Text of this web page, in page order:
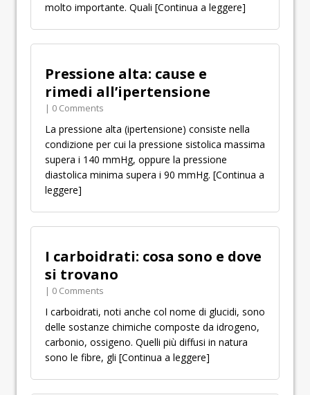
molto importante. Quali [Continua a leggere]
Pressione alta: cause e
rimedi all’ipertensione
| 0 Comments
La pressione alta (ipertensione) consiste nella
condizione per cui la pressione sistolica massima
supera i 140 mmHg, oppure la pressione
diastolica minima supera i 90 mmHg. [Continua a
leggere]
I carboidrati: cosa sono e dove
si trovano
| 0 Comments
I carboidrati, noti anche col nome di glucidi, sono
delle sostanze chimiche composte da idrogeno,
carbonio, ossigeno. Quelli più diffusi in natura
sono le fibre, gli [Continua a leggere]